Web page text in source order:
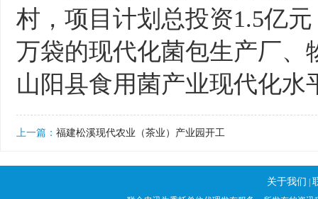
村，项目计划总投资1.5亿
万袋的现代化菌包生产厂、
山阳县食用菌产业现代化水
上一篇： 福建松溪现代农业（茶业）产业园开工
关于我们